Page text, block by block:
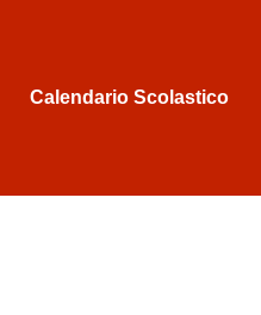
Calendario Scolastico